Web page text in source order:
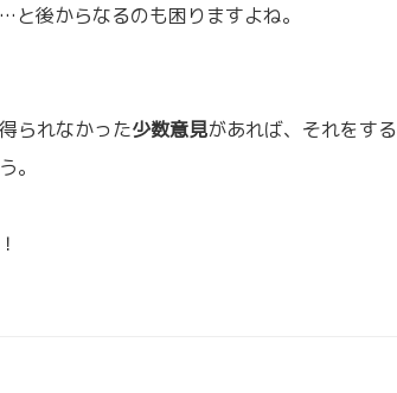
後からなるのも困りますよね。
られなかった少数意見があれば、それをする
。